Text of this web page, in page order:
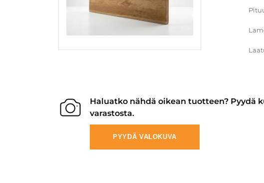
Haluatko nähdä oikean tuotteen? Pyydä
varastosta.
PYYDÄ VALOKUVA